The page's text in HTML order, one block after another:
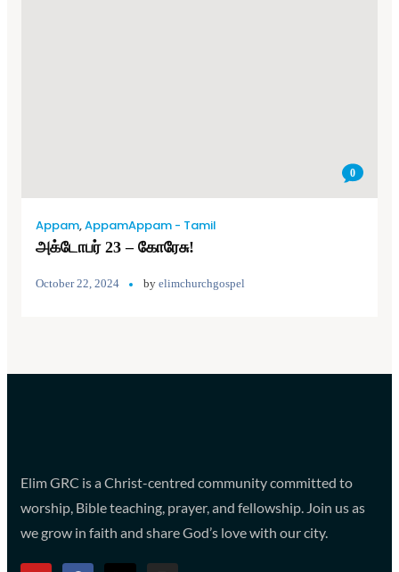
0
Appam,AppamAppam - Tamil
அக்டோபர் 23 – கோரேசு!
October 22, 2024 by elimchurchgospel
Elim GRC is a Christ-centred community committed to
worship, Bible teaching, prayer, and fellowship. Join us as
we grow in faith and share God’s love with our city.